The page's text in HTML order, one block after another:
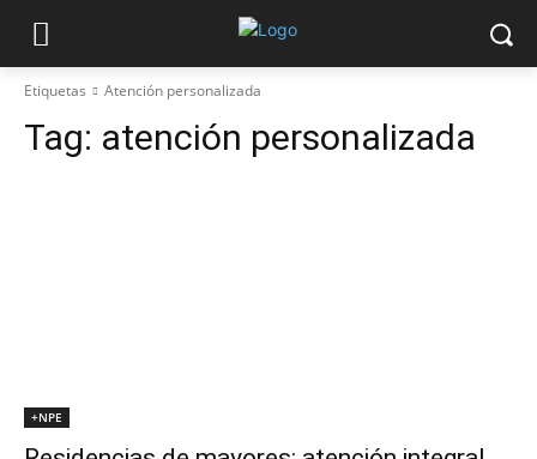
Etiquetas Atención personalizada
Tag: atención personalizada
+NPE